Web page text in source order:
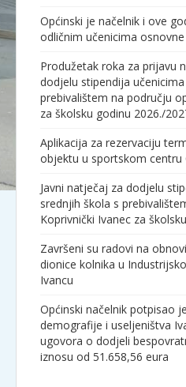
Općinski je načelnik i ove
odličnim učenicima
Produžetak roka za prijavu
dodjelu stipendija
prebivalištem na području
za školsku godinu 2026./
Aplikacija za rezervaciju
objektu u sportskom centru
Javni natječaj za dodjelu
srednjih škola s
Koprivnički Ivanec za
Završeni su radovi na
dionice kolnika u
Ivancu
Općinski načelnik potpisao
demografije i useljeništva
ugovora o dodjeli
iznosu od 51.658,56 eura